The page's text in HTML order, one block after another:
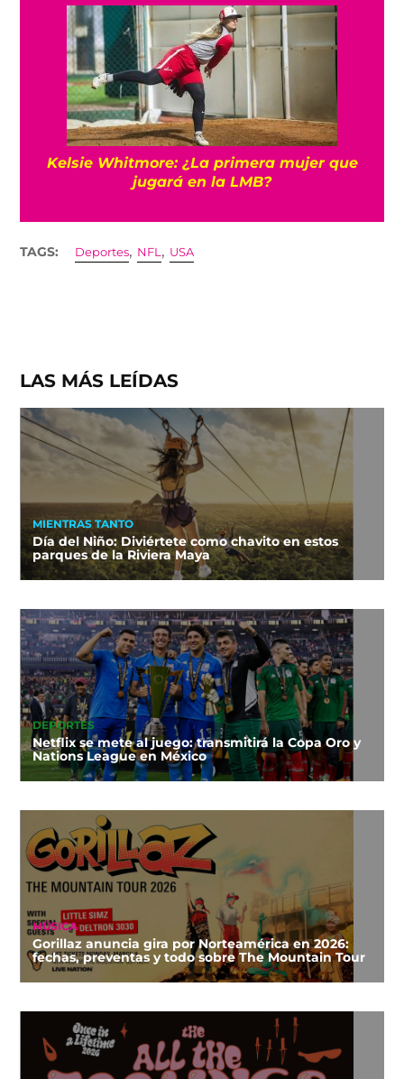
Kelsie Whitmore: ¿La primera mujer que
jugará en la LMB?
TAGS: Deportes, NFL, USA
LAS MÁS LEÍDAS
MIENTRAS TANTO
Día del Niño: Diviértete como chavito en estos
parques de la Riviera Maya
DEPORTES
Netflix se mete al juego: transmitirá la Copa Oro y
Nations League en México
MÚSICA
Gorillaz anuncia gira por Norteamérica en 2026:
fechas, preventas y todo sobre The Mountain Tour